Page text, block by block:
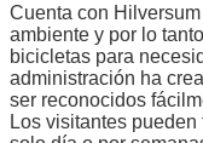
Cuenta con
ambiente y por lo
bicicletas para
administración ha
ser reconocidos
Los visitantes